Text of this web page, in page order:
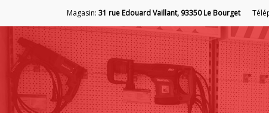
Magasin: 31 rue Edouard Vaillant, 93350 Le Bourget